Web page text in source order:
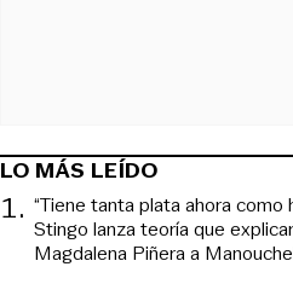
LO MÁS LEÍDO
1. “Tiene tanta plata ahora como
Stingo lanza teoría que
Magdalena Piñera a